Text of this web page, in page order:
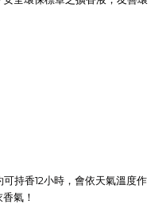
可持香12小時，會依天氣溫度作
氣！